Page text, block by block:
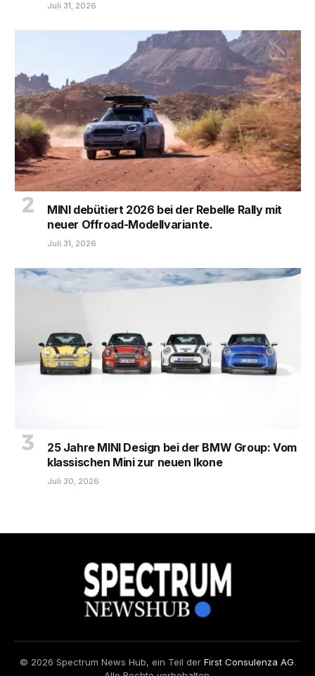
Juli 31, 2026
MINI debütiert 2026 bei der Rebelle Rally mit
neuer Offroad-Modellvariante.
Juli 31, 2026
25 Jahre MINI Design bei der BMW Group: Vom
klassischen Mini zur neuen Ikone
Juli 30, 2026
© 2026 Spectrum News Hub, ein Teil der First Consulenza AG.